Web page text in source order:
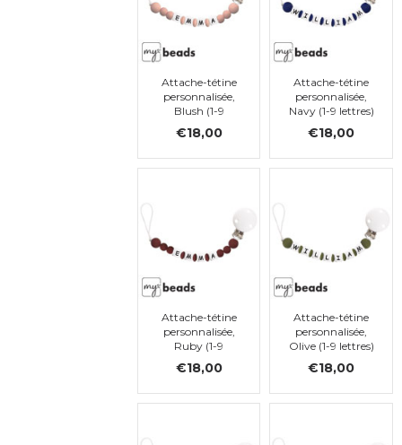
Attache-tétine
personnalisée,
Blush (1-9
€18,00
Attache-tétine
personnalisée,
Navy (1-9 lettres)
€18,00
Attache-tétine
personnalisée,
Ruby (1-9
lettres)
€18,00
Attache-tétine
personnalisée,
Olive (1-9 lettres)
€18,00